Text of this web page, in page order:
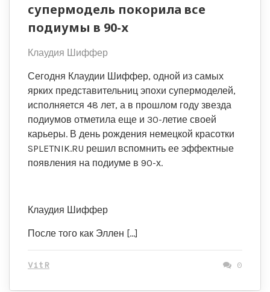
супермодель покорила все
подиумы в 90-х
Клаудия Шиффер
Сегодня Клаудии Шиффер, одной из самых
ярких представительниц эпохи супермоделей,
исполняется 48 лет, а в прошлом году звезда
подиумов отметила еще и 30-летие своей
карьеры. В день рождения немецкой красотки
SPLETNIK.RU решил вспомнить ее эффектные
появления на подиуме в 90-х.
Клаудия Шиффер
После того как Эллен […]
VitR 0